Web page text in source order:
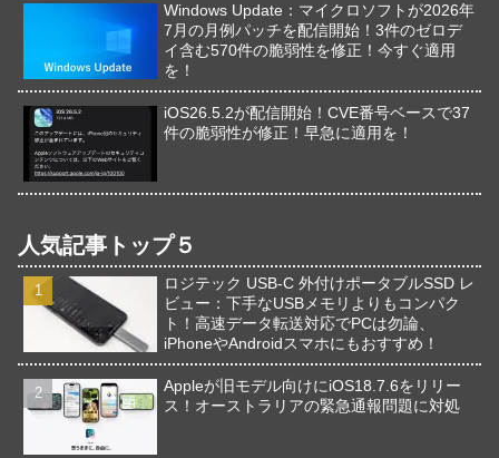
Windows Update：マイクロソフトが2026年
7月の月例パッチを配信開始！3件のゼロデ
イ含む570件の脆弱性を修正！今すぐ適用
を！
iOS26.5.2が配信開始！CVE番号ベースで37
件の脆弱性が修正！早急に適用を！
人気記事トップ５
ロジテック USB-C 外付けポータブルSSD レ
ビュー：下手なUSBメモリよりもコンパク
ト！高速データ転送対応でPCは勿論、
iPhoneやAndroidスマホにもおすすめ！
Appleが旧モデル向けにiOS18.7.6をリリー
ス！オーストラリアの緊急通報問題に対処